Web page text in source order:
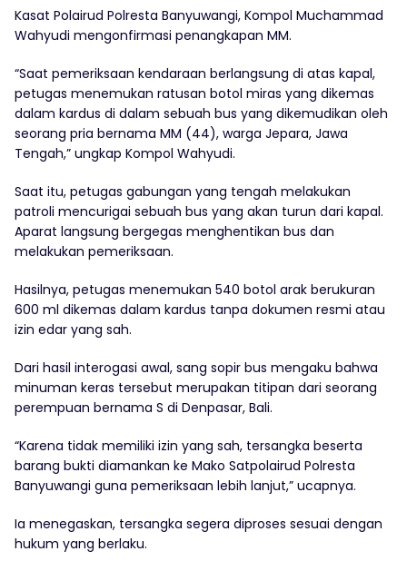
Kasat Polairud Polresta Banyuwangi, Kompol Muchammad
Wahyudi mengonfirmasi penangkapan MM.
“Saat pemeriksaan kendaraan berlangsung di atas kapal,
petugas menemukan ratusan botol miras yang dikemas
dalam kardus di dalam sebuah bus yang dikemudikan oleh
seorang pria bernama MM (44), warga Jepara, Jawa
Tengah,” ungkap Kompol Wahyudi.
Saat itu, petugas gabungan yang tengah melakukan
patroli mencurigai sebuah bus yang akan turun dari kapal.
Aparat langsung bergegas menghentikan bus dan
melakukan pemeriksaan.
Hasilnya, petugas menemukan 540 botol arak berukuran
600 ml dikemas dalam kardus tanpa dokumen resmi atau
izin edar yang sah.
Dari hasil interogasi awal, sang sopir bus mengaku bahwa
minuman keras tersebut merupakan titipan dari seorang
perempuan bernama S di Denpasar, Bali.
“Karena tidak memiliki izin yang sah, tersangka beserta
barang bukti diamankan ke Mako Satpolairud Polresta
Banyuwangi guna pemeriksaan lebih lanjut,” ucapnya.
Ia menegaskan, tersangka segera diproses sesuai dengan
hukum yang berlaku.